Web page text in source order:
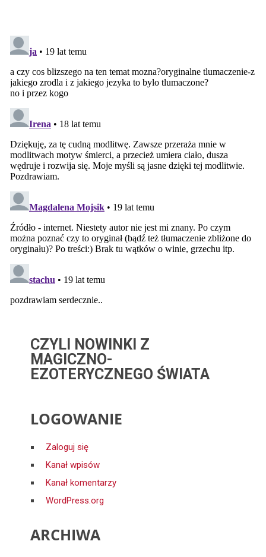
CZYLI NOWINKI Z
MAGICZNO-
EZOTERYCZNEGO ŚWIATA
LOGOWANIE
Zaloguj się
Kanał wpisów
Kanał komentarzy
WordPress.org
ARCHIWA